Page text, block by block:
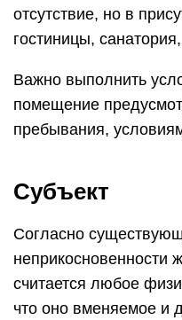
отсутствие, но в
гостиницы,
Важно выполнить
помещение
пребывания,
Субъект
Согласно
считается любое
что оно вменяемое и